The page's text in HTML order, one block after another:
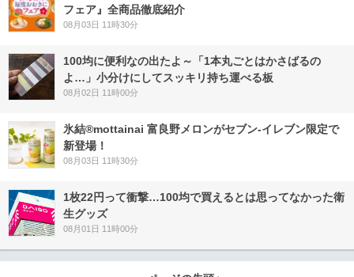
フェア』全商品徹底紹介
08月03日 11時30分
100均に便利なの出たよ～「1本丸ごとはかさばるの
よ…」小分けにしてスッキリ持ち運べる板
08月02日 11時00分
氷結®mottainai 富良野メロンがセブン‐イレブン限定で
新登場！
08月03日 11時30分
1枚22円って衝撃…100均で買えるとは思ってなかった衛
生グッズ
08月01日 11時00分